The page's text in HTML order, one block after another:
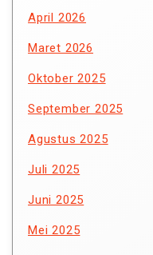
April 2026
Maret 2026
Oktober 2025
September 2025
Agustus 2025
Juli 2025
Juni 2025
Mei 2025